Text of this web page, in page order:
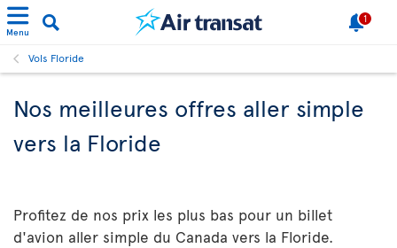
Menu
1
Vols Floride
Nos meilleures offres aller simple
vers la Floride
Profitez de nos prix les plus bas pour un billet
d'avion aller simple du Canada vers la Floride.